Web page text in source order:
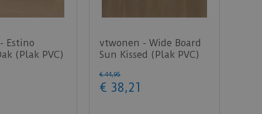
Estino
(Plak PVC)
vtwonen - Wide Board
Sun Kissed (Plak PVC)
€ 44,95
€ 38,21